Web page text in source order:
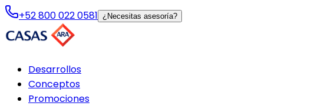
+52 800 022 0581 ¿Necesitas asesoría?
Desarrollos
Conceptos
Promociones